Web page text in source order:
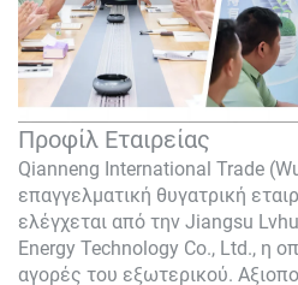
Προφίλ Εταιρείας
Qianneng International Trade
επαγγελματική θυγατρική
ελέγχεται από την Jiangsu
Energy Technology Co., Ltd., η
αγορές του εξωτερικού.